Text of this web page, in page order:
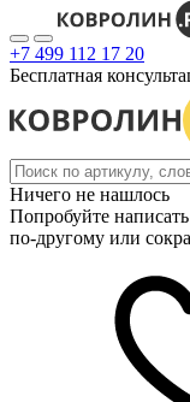
+7 499 112 17 20
Бесплатная
Ничего не нашлось
Попробуйте
по-другому или